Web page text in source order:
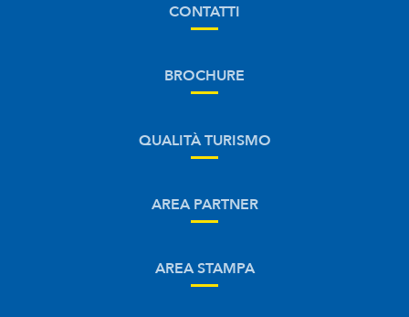
CONTATTI
BROCHURE
QUALITÀ TURISMO
AREA PARTNER
AREA STAMPA